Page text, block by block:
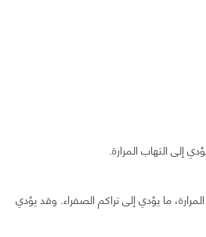
إلى التهاب المرارة.
ما يؤدي إلى تراكم الصفراء. وقد يؤدي